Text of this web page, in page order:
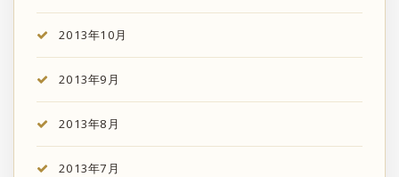
2013年10月
2013年9月
2013年8月
2013年7月